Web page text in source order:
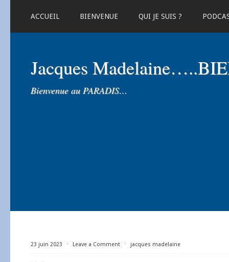
ACCUEIL BIENVENUE QUI JE SUIS ?
Jacques
Bienvenue au PARADIS…
23 juin 2023 ⋅ Leave a Comment ⋅ jacques madelaine